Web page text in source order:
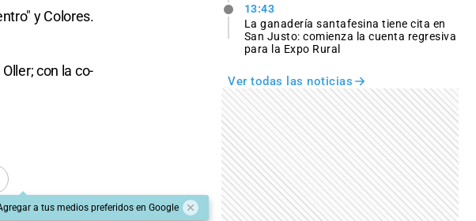
y Colores.
con la co-
a tus medios preferidos en Google
13:43
La ganadería santafesina tiene cita en
San Justo: comienza la cuenta regresiva
para la Expo Rural
Ver todas las noticias